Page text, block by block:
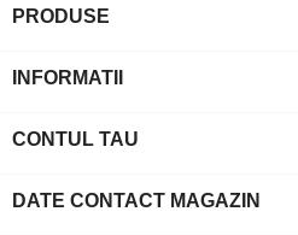
PRODUSE
INFORMATII
CONTUL TAU
DATE CONTACT MAGAZIN